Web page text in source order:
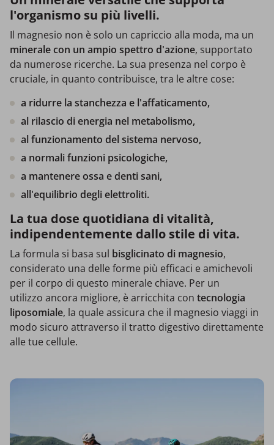
l'organismo su più livelli.
Il magnesio non è solo un capriccio alla moda, ma un
minerale con un ampio spettro d'azione, supportato
da numerose ricerche. La sua presenza nel corpo è
cruciale, in quanto contribuisce, tra le altre cose:
a ridurre la stanchezza e l'affaticamento,
al rilascio di energia nel metabolismo,
al funzionamento del sistema nervoso,
a normali funzioni psicologiche,
a mantenere ossa e denti sani,
all'equilibrio degli elettroliti.
La tua dose quotidiana di vitalità,
indipendentemente dallo stile di vita.
La formula si basa sul bisglicinato di magnesio,
considerato una delle forme più efficaci e amichevoli
per il corpo di questo minerale chiave. Per un
utilizzo ancora migliore, è arricchita con tecnologia
liposomiale, la quale assicura che il magnesio viaggi in
modo sicuro attraverso il tratto digestivo direttamente
alle tue cellule.